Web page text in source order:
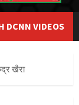
DCNN VIDEOS
खैरा